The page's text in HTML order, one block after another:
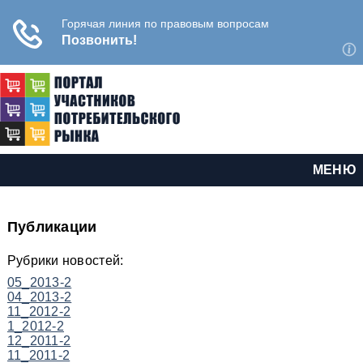
МЕНЮ
Публикации
Рубрики новостей:
05_2013-2
04_2013-2
11_2012-2
1_2012-2
12_2011-2
11_2011-2